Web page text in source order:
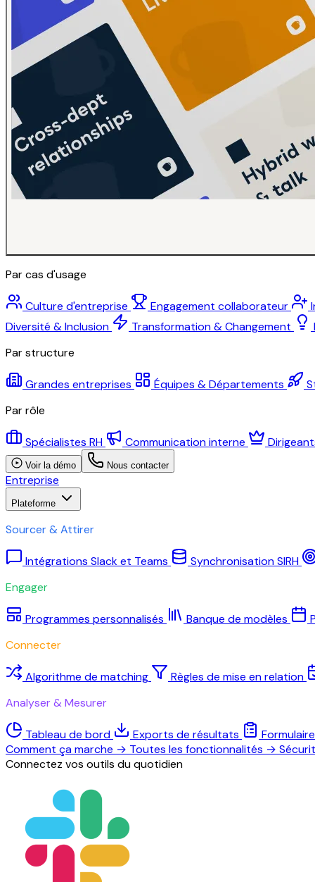
Par cas d'usage
Culture d'entreprise Engagement collaborateur
Diversité & Inclusion
Transformation & Changement
Par structure
Grandes entreprises Équipes & Départements
Par rôle
Spécialistes RH Communication interne
Voir la démo Nous contacter
Entreprise
Plateforme
Sourcer & Attirer
Intégrations Slack et Teams
Synchronisation SIRH
Engager
Programmes personnalisés Banque de modèles
Connecter
Algorithme de matching
Règles de mise en relation
Analyser & Mesurer
Tableau de bord Exports de résultats
Comment ça marche → Toutes les fonctionnalités →
Connectez vos outils du quotidien